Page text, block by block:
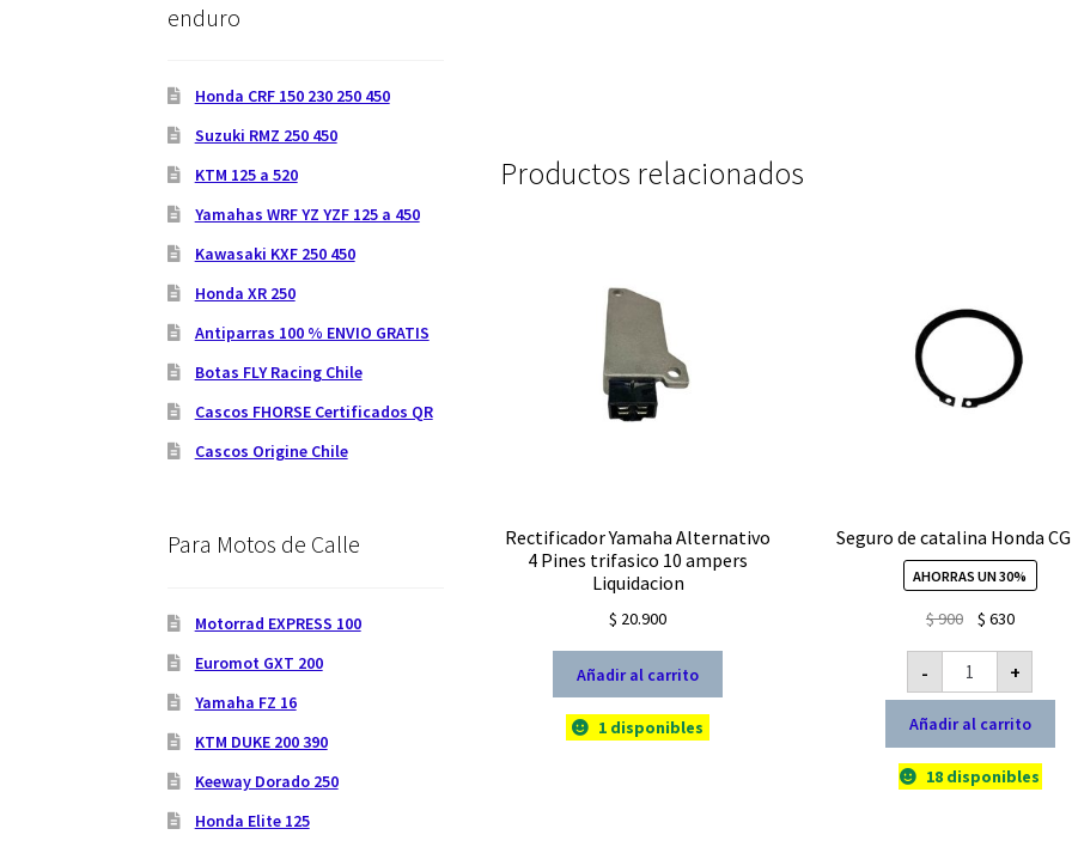
Productos relacionados
Rectificador Yamaha Alternativo
4 Pines trifasico 10 ampers
Liquidacion
$ 20.900
Añadir al carrito
1 disponibles
Seguro de catalina Honda
AHORRAS UN 30%
$900
original
era:
$ 900.
$ 630El
actual
es:
$ 630.
-
Seguro
catalina
CG
cantidad
+
Añadir al carrito
18 disponibles
enduro
Honda CRF 150 230 250 450
Suzuki RMZ 250 450
KTM 125 a 520
Yamahas WRF YZ YZF 125 a 450
Kawasaki KXF 250 450
Honda XR 250
Antiparras 100 % ENVIO GRATIS
Botas FLY Racing Chile
Cascos FHORSE Certificados QR
Cascos Origine Chile
Para Motos de Calle
Motorrad EXPRESS 100
Euromot GXT 200
Yamaha FZ 16
KTM DUKE 200 390
Keeway Dorado 250
Honda Elite 125